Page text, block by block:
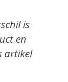
is
en
artikel